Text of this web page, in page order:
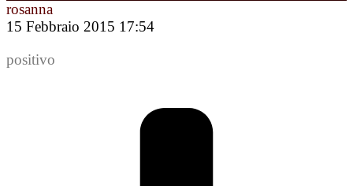
rosanna
15 Febbraio 2015 17:54
positivo